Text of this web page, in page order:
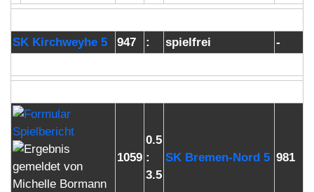
SK Kirchweyhe 5 947 : spielfrei -
1059
0.5
:
3.5
SK Bremen-Nord 5 981